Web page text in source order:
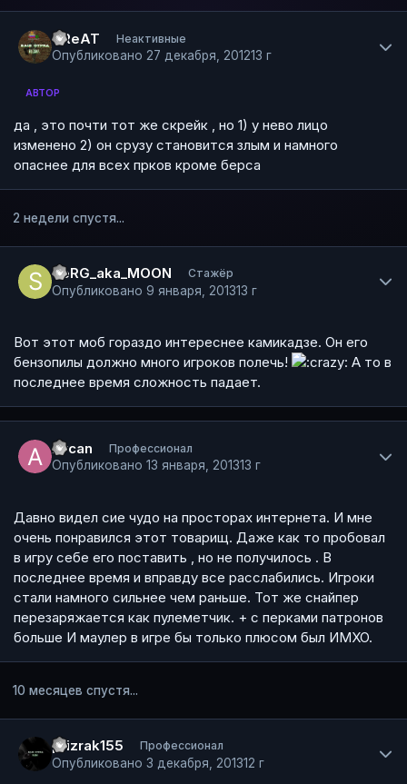
CReAT Неактивные
Опубликовано 27 декабря, 201213 г
АВТОР
да , это почти тот же скрейк , но 1) у нево лицо
изменено 2) он срузу становится злым и намного
опаснее для всех прков кроме берса
2 недели спустя...
SeRG_aka_MOON Стажёр
Опубликовано 9 января, 201313 г
Вот этот моб гораздо интереснее камикадзе. Он его
бензопилы должно много игроков полечь!
А то в
последнее время сложность падает.
Arcan Профессионал
Опубликовано 13 января, 201313 г
Давно видел сие чудо на просторах интернета. И мне
очень понравился этот товарищ. Даже как то пробовал
в игру себе его поставить , но не получилось . В
последнее время и вправду все расслабились. Игроки
стали намного сильнее чем раньше. Тот же снайпер
перезаряжается как пулеметчик. + с перками патронов
больше И маулер в игре бы только плюсом был ИМХО.
10 месяцев спустя...
prizrak155 Профессионал
Опубликовано 3 декабря, 201312 г